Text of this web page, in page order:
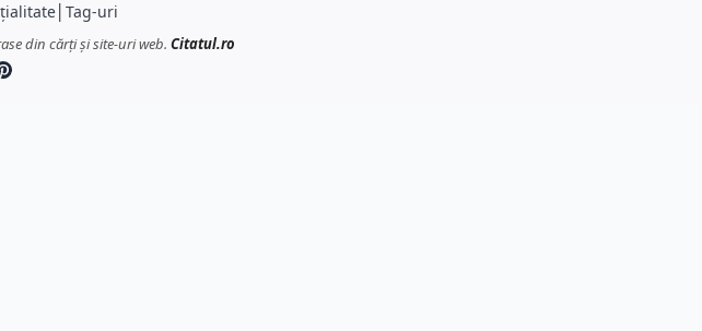
│ Tag-uri
din cărți și site-uri web. Citatul.ro